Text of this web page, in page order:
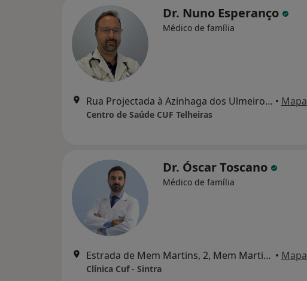
Dr. Nuno Esperanço
Médico de família
Rua Projectada à Azinhaga dos Ulmeiros - Pingo Doce de Telheiras, • Mapa
Centro de Saúde CUF Telheiras
Dr. Óscar Toscano
Médico de família
Estrada de Mem Martins, 2, Mem Martins • Mapa
Clínica Cuf - Sintra